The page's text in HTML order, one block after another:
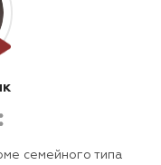
семейного типа